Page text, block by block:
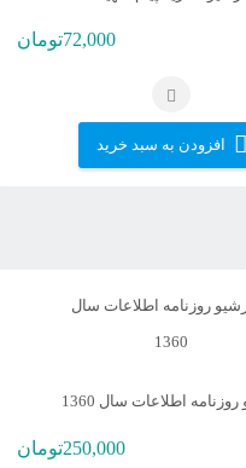
72,000تومان
افزودن به سبد خرید
روزنامه اطلاعات سال 1360
250,000تومان